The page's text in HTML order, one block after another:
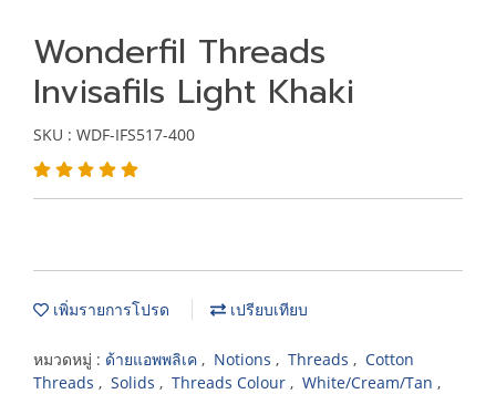
Wonderfil Threads
Invisafils Light Khaki
SKU : WDF-IFS517-400
เพิ่มรายการโปรด เปรียบเทียบ
หมวดหมู่ : ด้ายแอพพลิเค , Notions , Threads , Cotton
Threads , Solids , Threads Colour , White/Cream/Tan ,